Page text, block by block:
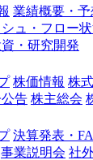
業績概要・予
ュ・フロー
・研究開発
株価情報 株
告 株主総会
決算発表・
事業説明会 社